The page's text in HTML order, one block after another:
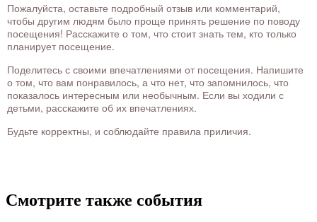
Пожалуйста, оставьте подробный отзыв или комментарий,
чтобы другим людям было проще принять решение по поводу
посещения! Расскажите о том, что стоит знать тем, кто только
планирует посещение.
Поделитесь с своими впечатлениями от посещения. Напишите
о том, что вам понравилось, а что нет, что запомнилось, что
показалось интересным или необычным. Если вы ходили с
детьми, расскажите об их впечатлениях.
Будьте корректны, и соблюдайте правила приличия.
Смотрите также события